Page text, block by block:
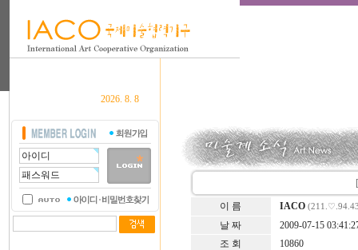
2026. 8. 8
이 름 IACO
날 짜
2009-07-15
조 회
10860